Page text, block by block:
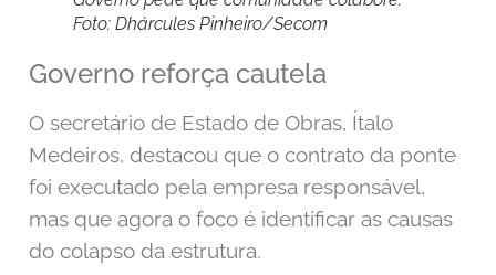
Foto: Dhárcules Pinheiro/Secom
Governo reforça cautela
O secretário de Estado de Obras, Ítalo
Medeiros, destacou que o contrato da ponte
foi executado pela empresa responsável,
mas que agora o foco é identificar as causas
do colapso da estrutura.